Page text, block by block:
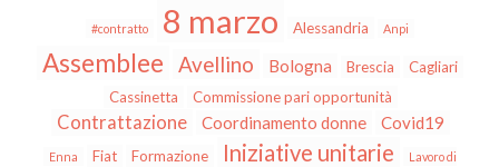
#contratto 8 marzo Alessandria Anpi
Assemblee Avellino Bologna Brescia
Cagliari
Cassinetta
Commissione pari opportunità
Contrattazione Coordinamento donne Covid19
Enna Fiat Formazione Iniziative unitarie Lavoro di